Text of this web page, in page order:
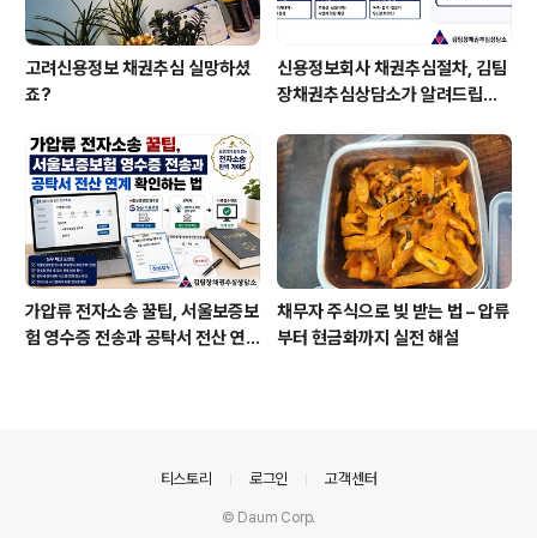
고려신용정보 채권추심 실망하셨
죠?
신용정보회사 채권추심절차, 김팀
장채권추심상담소가 알려드립니
가압류 전자소송 꿀팁, 서울보증보
험 영수증 전송과 공탁서 전산 연
채무자 주식으로 빚 받는 법 – 압류
부터 현금화까지 실전 해설
티스토리 로그인 고객센터
© Daum Corp.